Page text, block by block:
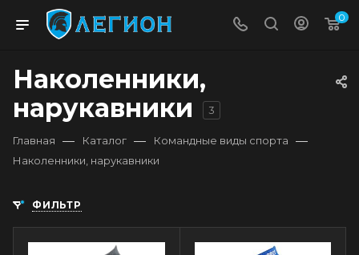
0
Наколенники,
нарукавники
3
Главная — Каталог — Командные виды спорта —
Наколенники, нарукавники
ФИЛЬТР